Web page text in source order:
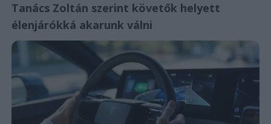
Tanács Zoltán szerint követők helyett
élenjárókká akarunk válni